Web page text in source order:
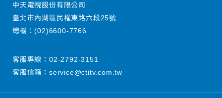
中天電視股份有限公司
臺北市內湖區民權東路六段25號
總機：(02)6600-7766
客服專線： 02-2792-3151
客服信箱： service@ctitv.com.tw